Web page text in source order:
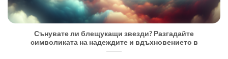
Сънувате ли блещукащи звезди? Разгадайте
символиката на надеждите и вдъхновението в